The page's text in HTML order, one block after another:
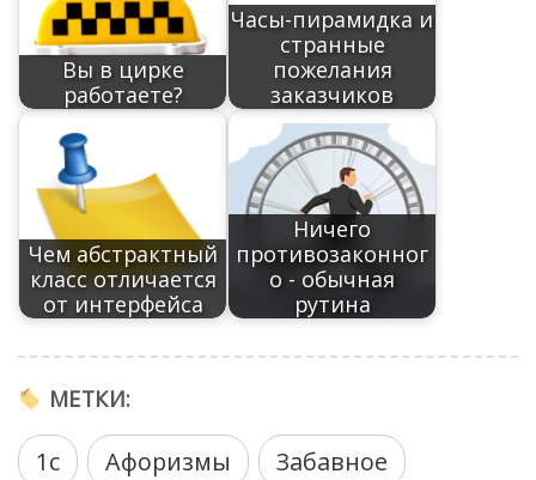
al ni
ki
k и
т
ь
Вы в цирке
работаете?
Часы-пирамидка и
странные
пожелания
заказчиков
Чем абстрактный
класс отличается
от интерфейса
Ничего
противозаконног
о - обычная
рутина
МЕТКИ:
1с Афоризмы
Забавное